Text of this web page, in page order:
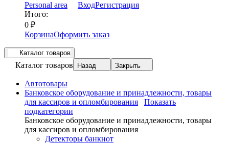
Personal area ВходРегистрация
Итого:
0 ₽
КорзинаОформить заказ
Каталог товаров
Каталог товаров Назад Закрыть
Автотовары
Банковское оборудование и принадлежности, товары
для кассиров и опломбирования
Показать
подкатегории
Банковское оборудование и принадлежности, товары
для кассиров и опломбирования
Детекторы банкнот